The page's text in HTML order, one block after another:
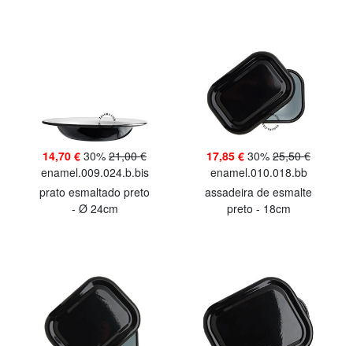
14,70 € 30% 21,00 €
enamel.009.024.b.bis
prato esmaltado preto
- Ø 24cm
17,85 € 30% 25,50 €
enamel.010.018.bb
assadeira de esmalte
preto - 18cm